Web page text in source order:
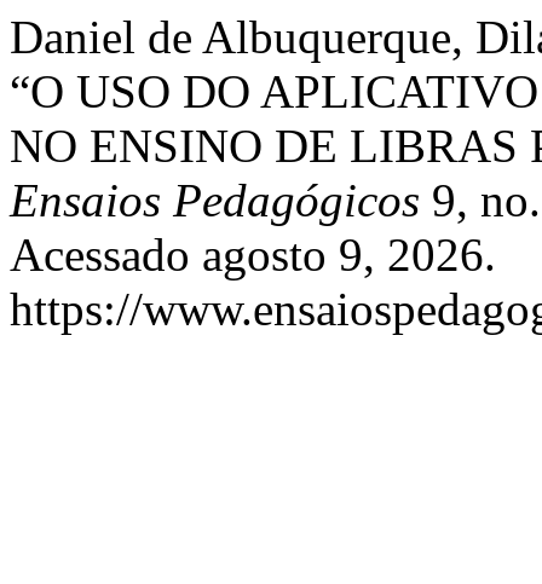
Daniel de Albuquerque,
“O USO DO
NO ENSINO DE LIBRAS
Ensaios Pedagógicos 9,
Acessado agosto 9, 2026.
https://